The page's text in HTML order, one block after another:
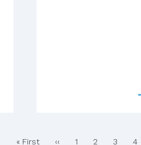
Pagination
Première
« First
Page
‹‹ Page
1 Page
2 Page
3 4